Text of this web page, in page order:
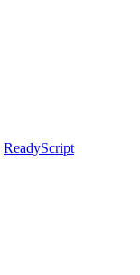
ReadyScript